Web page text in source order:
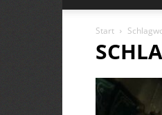
Start